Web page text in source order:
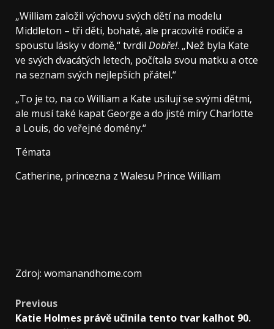
„William založil výchovu svých dětí na modelu
Middleton – tři děti, bohaté, ale pracovité rodiče a
spoustu lásky v domě,“ tvrdil Dobře!. „Než byla Kate
ve svých dvacátých letech, počítala svou matku a otce
na seznam svých nejlepších přátel.“
„To je to, na co William a Kate usilují se svými dětmi,
ale musí také kapat George a do jisté míry Charlotte
a Louis, do veřejné domény.“
Témata
Catherine, princezna z Walesu Prince William
Zdroj: womanandhome.com
Previous
Katie Holmes právě učinila tento tvar kalhot 90.